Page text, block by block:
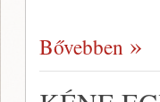
Bővebben